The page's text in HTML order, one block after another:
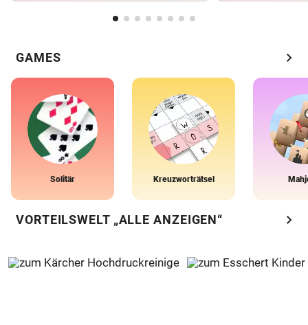
GAMES chevron_right
Solitär Kreuzworträtsel
VORTEILSWELT „ALLE ANZEIGEN“ chevron_right